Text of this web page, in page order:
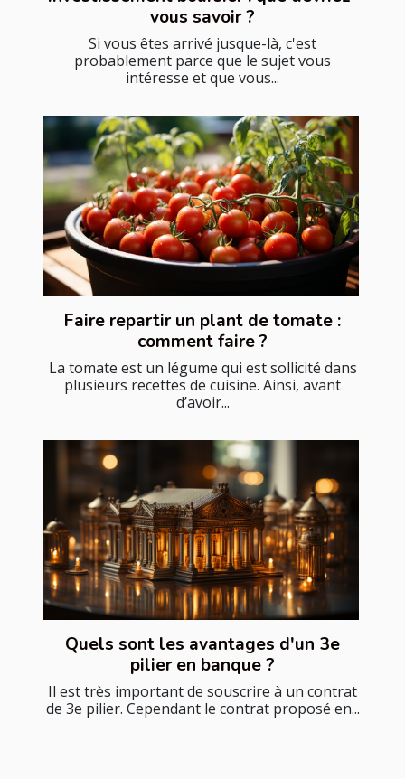
vous savoir ?
Si vous êtes arrivé jusque-là, c'est
probablement parce que le sujet vous
intéresse et que vous...
Faire repartir un plant de tomate :
comment faire ?
La tomate est un légume qui est sollicité dans
plusieurs recettes de cuisine. Ainsi, avant
d’avoir...
Quels sont les avantages d'un 3e
pilier en banque ?
Il est très important de souscrire à un contrat
de 3e pilier. Cependant le contrat proposé en...